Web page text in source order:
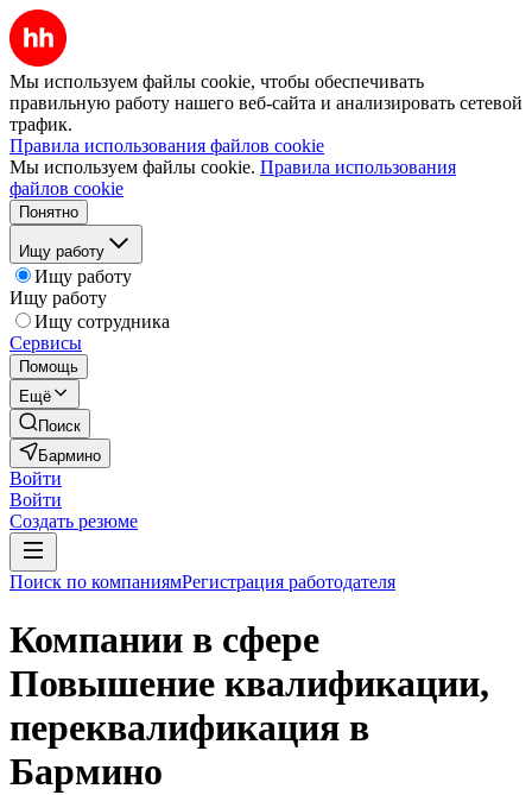
Мы используем файлы cookie, чтобы обеспечивать
правильную работу нашего веб-сайта и анализировать сетевой
трафик.
Правила использования файлов cookie
Мы используем файлы cookie. Правила использования
файлов cookie
Понятно
Ищу работу
Ищу работу
Ищу работу
Ищу сотрудника
Сервисы
Помощь
Ещё
Поиск
Бармино
Войти
Войти
Создать резюме
Поиск по компаниямРегистрация работодателя
Компании в сфере
Повышение квалификации,
переквалификация в
Бармино